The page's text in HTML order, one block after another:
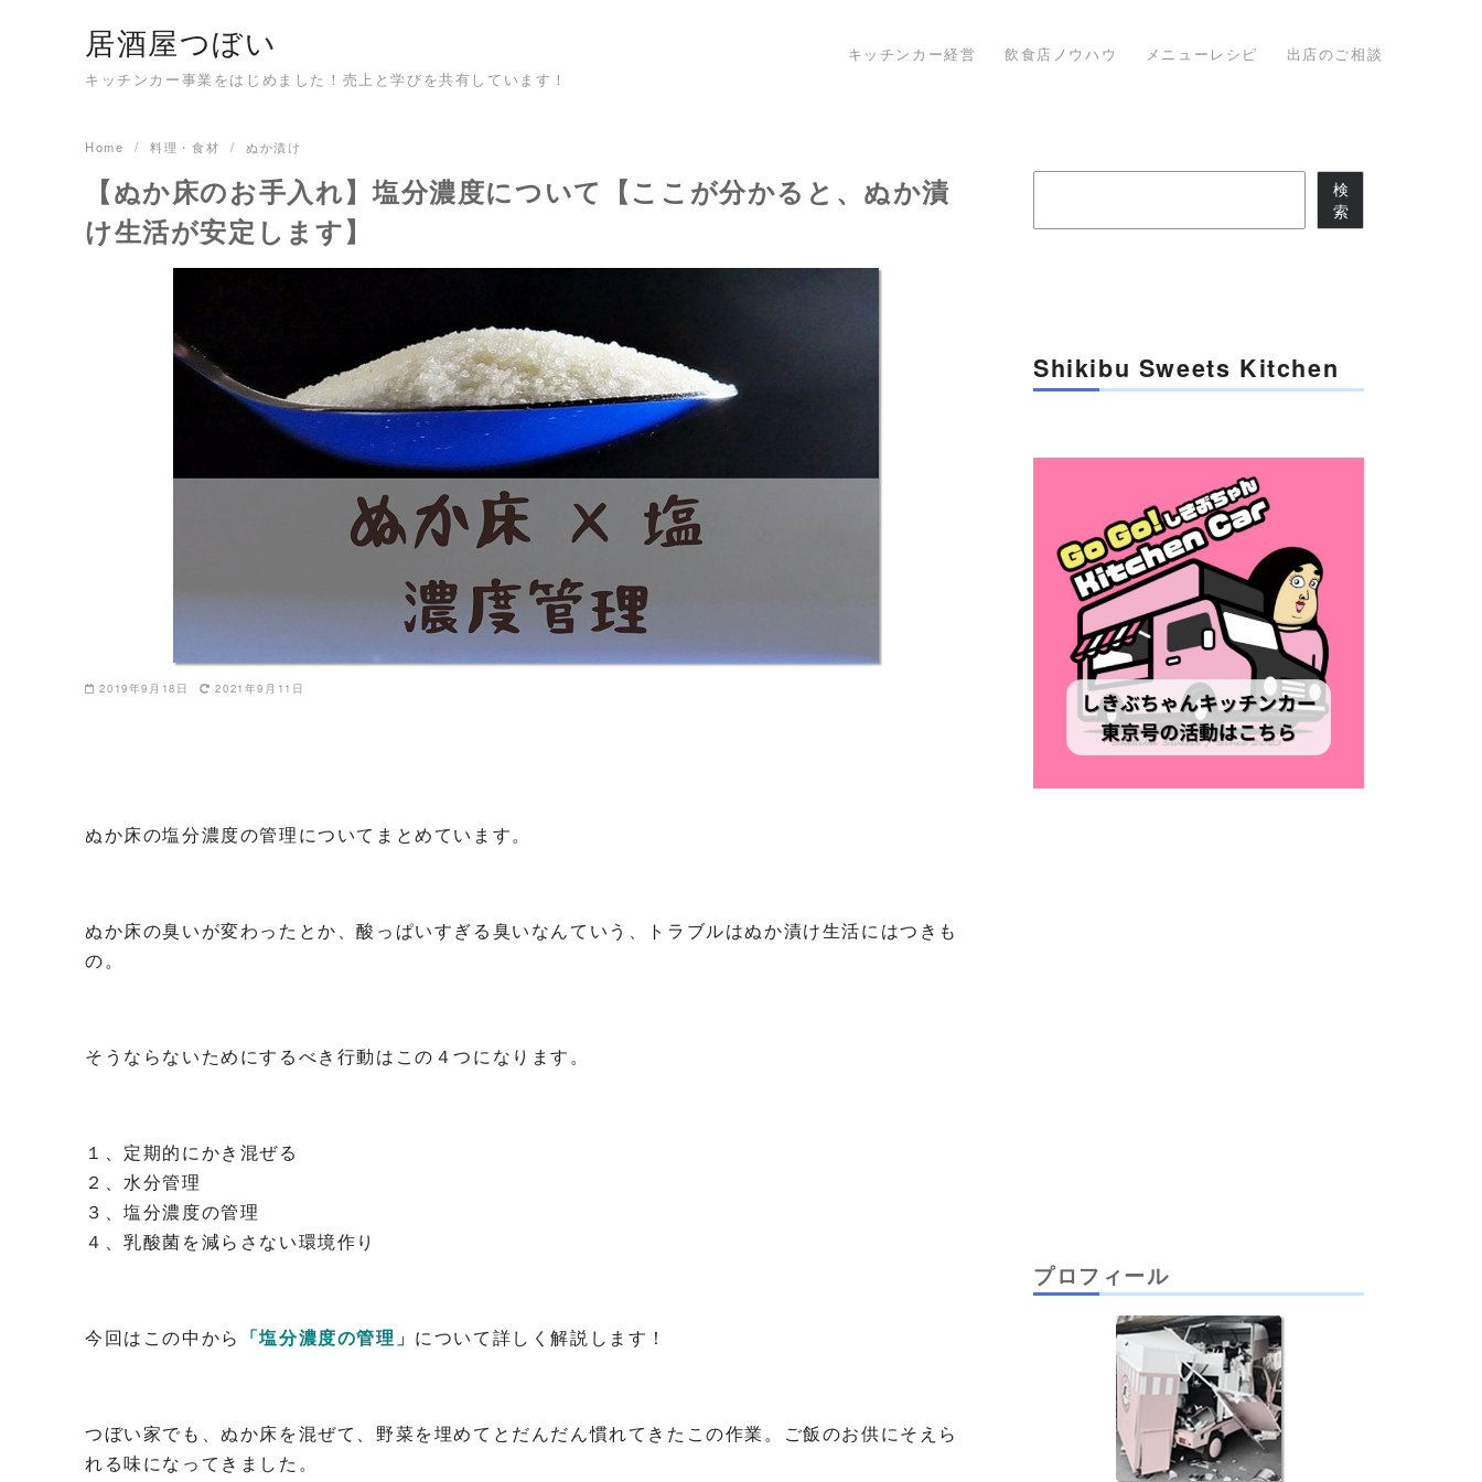
居酒屋つぼい
キッチンカー事業をはじめました！売上と学びを共有しています！
キッチンカー経営 飲食店ノウハウ メニューレシピ 出店のご相談
Home 料理・食材 ぬか漬け
【ぬか床のお手入れ】塩分濃度について【ここが分かると、ぬか漬
け生活が安定します】
2019年9月18日 2021年9月11日
ぬか床の塩分濃度の管理についてまとめています。
ぬか床の臭いが変わったとか、酸っぱいすぎる臭いなんていう、トラブルはぬか漬け生活にはつきも
の。
そうならないためにするべき行動はこの４つになります。
１、定期的にかき混ぜる
２、水分管理
３、塩分濃度の管理
４、乳酸菌を減らさない環境作り
今回はこの中から 「塩分濃度の管理」 について詳しく解説します！
つぼい家でも、ぬか床を混ぜて、野菜を埋めてとだんだん慣れてきたこの作業。ご飯のお供にそえら
れる味になってきました。
検
索
Shikibu Sweets Kitchen
プロフィール